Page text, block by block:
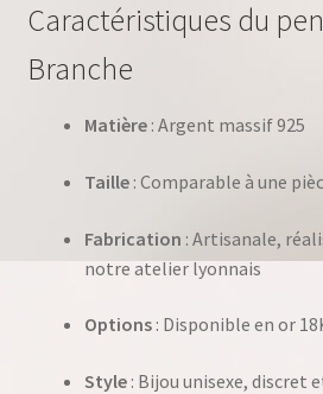
Caractéristiques du
Branche
Matière: Argent massif 925
Taille: Comparable à une
Fabrication : Artisanale,
notre atelier lyonnais
Options: Disponible en or
Style: Bijou unisexe, discret